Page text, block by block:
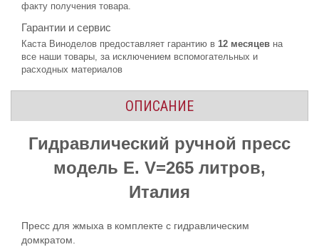
факту получения товара.
Гарантии и сервис
Каста Виноделов предоставляет гарантию в 12 месяцев на
все наши товары, за исключением вспомогательных и
расходных материалов
ОПИСАНИЕ
Гидравлический ручной пресс
модель E. V=265 литров,
Италия
Пресс для жмыха в комплекте с гидравлическим
домкратом.